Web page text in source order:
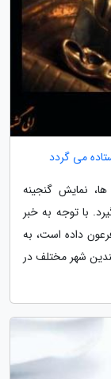
می گردد
نمایش گنجینه
با توجه به خبر
داده است، به
شهر مختلف در